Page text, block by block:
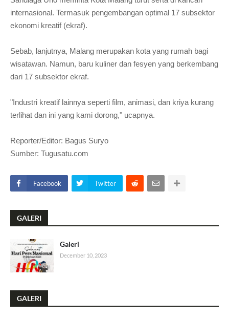
internasional. Termasuk pengembangan optimal 17 subsektor
ekonomi kreatif (ekraf).
Sebab, lanjutnya, Malang merupakan kota yang rumah bagi
wisatawan. Namun, baru kuliner dan fesyen yang berkembang
dari 17 subsektor ekraf.
"Industri kreatif lainnya seperti film, animasi, dan kriya kurang
terlihat dan ini yang kami dorong," ucapnya.
Reporter/Editor: Bagus Suryo
Sumber: Tugusatu.com
Facebook Twitter
GALERI
Galeri
December 10, 2023
GALERI